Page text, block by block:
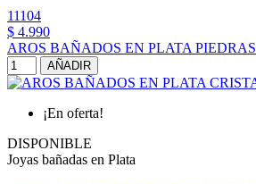
11104
$ 4.990
AROS BAÑADOS EN PLATA PIEDRAS
AÑADIR
¡En oferta!
DISPONIBLE
Joyas bañadas en Plata